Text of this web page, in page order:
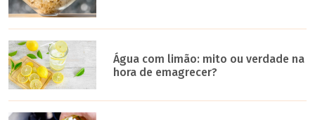
Água com limão: mito ou verdade na
hora de emagrecer?